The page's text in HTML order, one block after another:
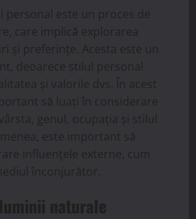
personal este un proces de
care implică explorarea
și preferințe. Acesta este un
deoarece stilul personal
și valorile dvs. În acest
să luați în considerare
genul, ocupația și stilul
este important să
influențele externe, cum
înconjurător.
naturale